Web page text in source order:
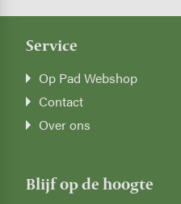
Service
Op Pad Webshop
Contact
Over ons
Blijf op de hoogte